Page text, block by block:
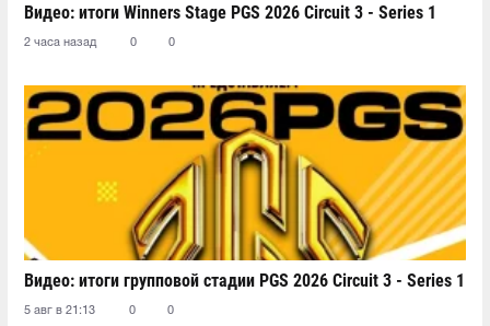
Видео: итоги Winners Stage PGS 2026 Circuit 3 - Series 1
2 часа назад 0 0
Видео: итоги групповой стадии PGS 2026 Circuit 3 - Series 1
5 авг в 21:13 0 0